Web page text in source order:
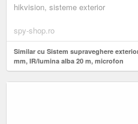
hikvision, sisteme exterior
spy-shop.ro
Similar cu Sistem supraveghere
mm, IR/lumina alba 20 m, microfon